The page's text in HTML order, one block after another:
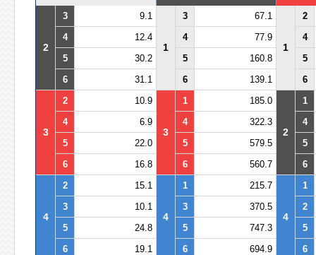
2
3 9.1
1
3 67.1
1
2
4
12.4 4 77.9
4
5
30.2 5 160.8
5
6
31.1 6 139.1 6
3
2 10.9
3
1 185.0
2
1
4
6.9 4 322.3
4
5
22.0 5 579.5
5
6
16.8 6 560.7 6
4
2 15.1
4
1 215.7
4
1
3
10.1 3 370.5
2
5
24.8 5 747.3
5
6
19.1 6 694.9 6